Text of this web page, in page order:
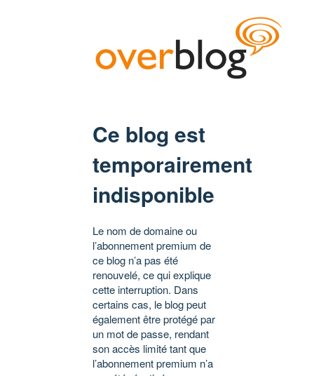
Ce blog est
temporairement
indisponible
Le nom de domaine ou
l’abonnement premium de
ce blog n’a pas été
renouvelé, ce qui explique
cette interruption. Dans
certains cas, le blog peut
également être protégé par
un mot de passe, rendant
son accès limité tant que
l’abonnement premium n’a